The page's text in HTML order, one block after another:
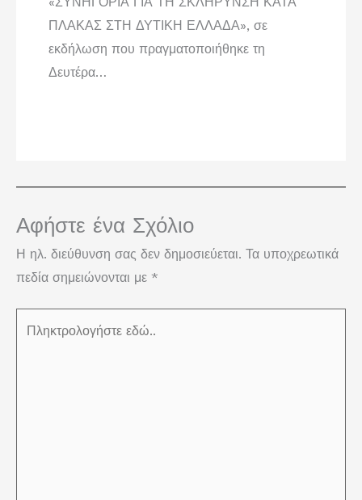
ΠΛΑΚΑΣ ΣΤΗ ΔΥΤΙΚΗ ΕΛΛΑΔΑ», σε
εκδήλωση που πραγματοποιήθηκε τη
Δευτέρα…
Αφήστε ένα Σχόλιο
Η ηλ. διεύθυνση σας δεν δημοσιεύεται. Τα υποχρεωτικά
πεδία σημειώνονται με *